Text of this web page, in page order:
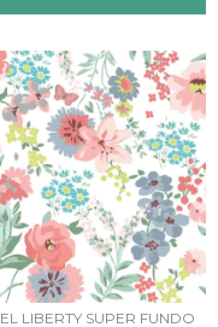
LIBERTY SUPER FUNDO